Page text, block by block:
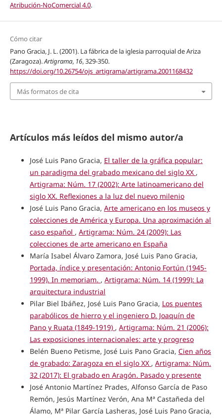
Atribución-NoComercial 4.0.
Cómo citar
Pano Gracia, J. L. (2001). La fábrica de la iglesia parroquial de Ariza
(Zaragoza).Artigrama, 16, 329-350.
https://doi.org/10.26754/ojs_artigrama/artigrama.2001168432
Más formatos de cita
Artículos más leídos del mismo autor/a
José Luis Pano Gracia, El taller de la gráfica popular:
un paradigma del grabado mexicano del siglo XX ,
Artigrama: Núm. 17 (2002): Arte latinoamericano del
siglo XX. Reflexiones a la luz del nuevo milenio
José Luis Pano Gracia, Arte americano en los museos y
colecciones de América y Europa. Una aproximación al
caso español , Artigrama: Núm. 24 (2009): Las
colecciones de arte americano en España
María Isabel Álvaro Zamora, José Luis Pano Gracia,
Portada, índice y presentación: Antonio Fortún (1945-
1999). In memoriam. , Artigrama: Núm. 14 (1999): La
arquitectura industrial
Pilar Biel Ibáñez, José Luis Pano Gracia, Los puentes
parabólicos de hierro y el ingeniero D. Joaquín de
Pano y Ruata (1849-1919) , Artigrama: Núm. 21 (2006):
Las exposiciones internacionales: arte y progreso
Belén Bueno Petisme, José Luis Pano Gracia, Cien años
de grabado: Zaragoza en el siglo XX , Artigrama: Núm.
32 (2017): El grabado en Aragón. Pasado y presente
José Antonio Martínez Prades, Alfonso García de Paso
Remón, Jesús Martínez Verón, Ana Mª Castañeda del
Álamo, Mª Pilar García Lasheras, José Luis Pano Gracia,